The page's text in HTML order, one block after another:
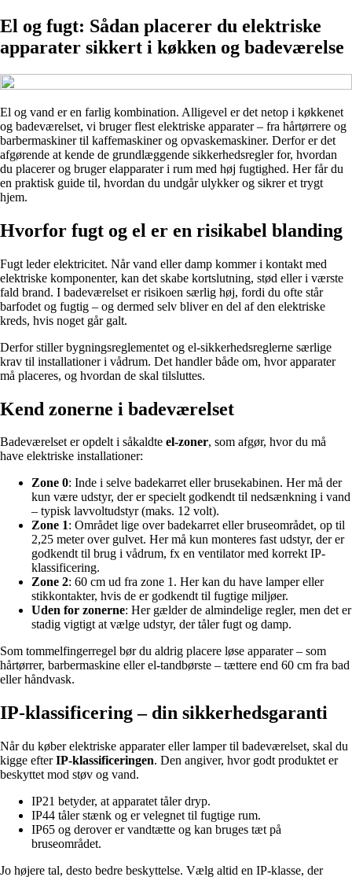
El og fugt: Sådan placerer du elektriske
apparater sikkert i køkken og badeværelse
El og vand er en farlig kombination. Alligevel er det netop i køkkenet
og badeværelset, vi bruger flest elektriske apparater – fra hårtørrere og
barbermaskiner til kaffemaskiner og opvaskemaskiner. Derfor er det
afgørende at kende de grundlæggende sikkerhedsregler for, hvordan
du placerer og bruger elapparater i rum med høj fugtighed. Her får du
en praktisk guide til, hvordan du undgår ulykker og sikrer et trygt
hjem.
Hvorfor fugt og el er en risikabel blanding
Fugt leder elektricitet. Når vand eller damp kommer i kontakt med
elektriske komponenter, kan det skabe kortslutning, stød eller i værste
fald brand. I badeværelset er risikoen særlig høj, fordi du ofte står
barfodet og fugtig – og dermed selv bliver en del af den elektriske
kreds, hvis noget går galt.
Derfor stiller bygningsreglementet og el-sikkerhedsreglerne særlige
krav til installationer i vådrum. Det handler både om, hvor apparater
må placeres, og hvordan de skal tilsluttes.
Kend zonerne i badeværelset
Badeværelset er opdelt i såkaldte el-zoner, som afgør, hvor du må
have elektriske installationer:
Zone 0: Inde i selve badekarret eller brusekabinen. Her må der
kun være udstyr, der er specielt godkendt til nedsænkning i vand
– typisk lavvoltudstyr (maks. 12 volt).
Zone 1: Området lige over badekarret eller bruseområdet, op til
2,25 meter over gulvet. Her må kun monteres fast udstyr, der er
godkendt til brug i vådrum, fx en ventilator med korrekt IP-
klassificering.
Zone 2: 60 cm ud fra zone 1. Her kan du have lamper eller
stikkontakter, hvis de er godkendt til fugtige miljøer.
Uden for zonerne: Her gælder de almindelige regler, men det er
stadig vigtigt at vælge udstyr, der tåler fugt og damp.
Som tommelfingerregel bør du aldrig placere løse apparater – som
hårtørrer, barbermaskine eller el-tandbørste – tættere end 60 cm fra bad
eller håndvask.
IP-klassificering – din sikkerhedsgaranti
Når du køber elektriske apparater eller lamper til badeværelset, skal du
kigge efterIP-klassificeringen. Den angiver, hvor godt produktet er
beskyttet mod støv og vand.
IP21 betyder, at apparatet tåler dryp.
IP44 tåler stænk og er velegnet til fugtige rum.
IP65 og derover er vandtætte og kan bruges tæt på
bruseområdet.
Jo højere tal, desto bedre beskyttelse. Vælg altid en IP-klasse, der